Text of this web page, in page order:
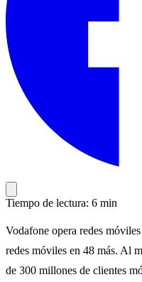
Tiempo de lectura: 6 min
Vodafone opera redes
redes móviles en 48 más. Al
de 300 millones de clientes